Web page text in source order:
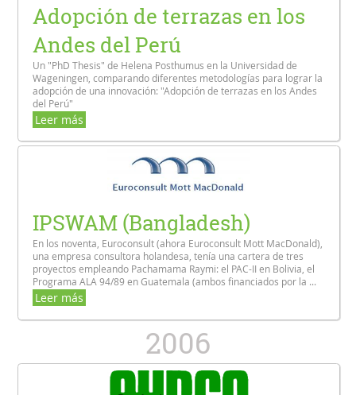
Adopción de terrazas en los
Andes del Perú
Un "PhD Thesis" de Helena Posthumus en la Universidad de
Wageningen, comparando diferentes metodologías para lograr la
adopción de una innovación: "Adopción de terrazas en los Andes
del Perú"
Leer más
IPSWAM (Bangladesh)
En los noventa, Euroconsult (ahora Euroconsult Mott MacDonald),
una empresa consultora holandesa, tenía una cartera de tres
proyectos empleando Pachamama Raymi: el PAC-II en Bolivia, el
Programa ALA 94/89 en Guatemala (ambos financiados por la ...
Leer más
2006